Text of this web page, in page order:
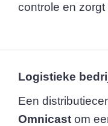
controle en
Logistieke
Een
Omnicast om